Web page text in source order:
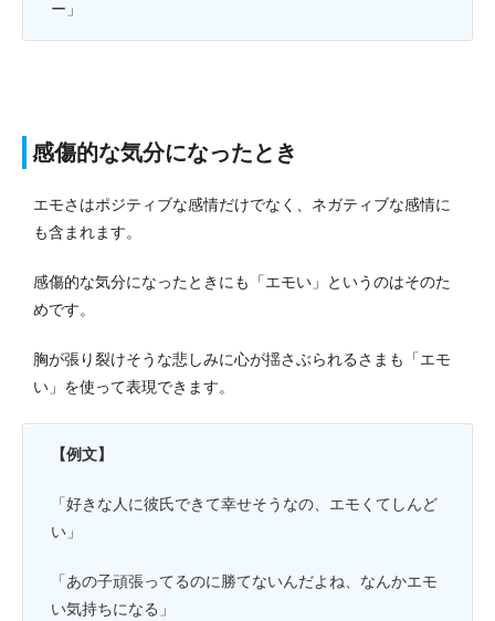
ー」
感傷的な気分になったとき
エモさはポジティブな感情だけでなく、ネガティブな感情に
も含まれます。
感傷的な気分になったときにも「エモい」というのはそのた
めです。
胸が張り裂けそうな悲しみに心が揺さぶられるさまも「エモ
い」を使って表現できます。
【例文】
「好きな人に彼氏できて幸せそうなの、エモくてしんど
い」
「あの子頑張ってるのに勝てないんだよね、なんかエモ
い気持ちになる」